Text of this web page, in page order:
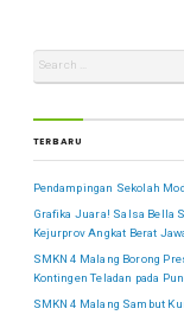
TERBARU
Pendampingan Sekolah
Grafika Juara! Salsa Bella
Kejurprov Angkat Berat
SMKN 4 Malang Borong
Kontingen Teladan pada
SMKN 4 Malang Sambut